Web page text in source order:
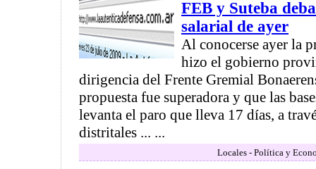
FEB y Suteba
salarial de ayer
Al conocerse ayer la
hizo el gobierno
dirigencia del Frente Gremial
propuesta fue superadora y que las
levanta el paro que lleva 17 días, a
distritales ... ...
Locales - Política y